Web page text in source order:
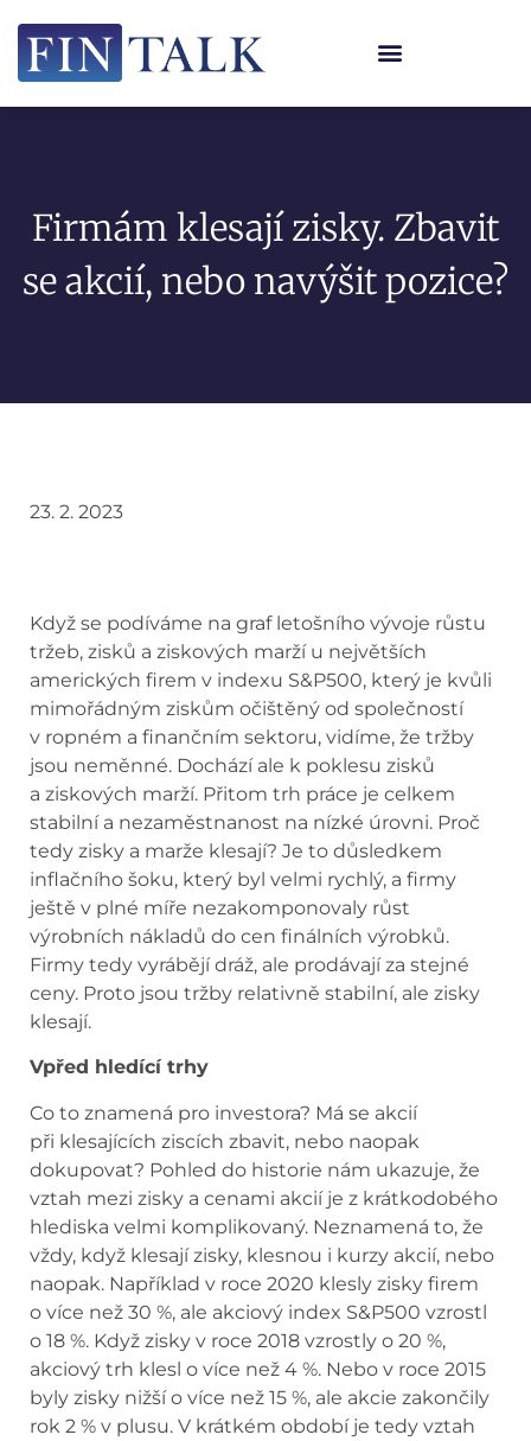
Firmám klesají zisky. Zbavit
se akcií, nebo navýšit pozice?
23. 2. 2023
Když se podíváme na graf letošního vývoje růstu
tržeb, zisků a ziskových marží u největších
amerických firem v indexu S&P500, který je kvůli
mimořádným ziskům očištěný od společností
v ropném a finančním sektoru, vidíme, že tržby
jsou neměnné. Dochází ale k poklesu zisků
a ziskových marží. Přitom trh práce je celkem
stabilní a nezaměstnanost na nízké úrovni. Proč
tedy zisky a marže klesají? Je to důsledkem
inflačního šoku, který byl velmi rychlý, a firmy
ještě v plné míře nezakomponovaly růst
výrobních nákladů do cen finálních výrobků.
Firmy tedy vyrábějí dráž, ale prodávají za stejné
ceny. Proto jsou tržby relativně stabilní, ale zisky
klesají.
Vpřed hledící trhy
Co to znamená pro investora? Má se akcií
při klesajících ziscích zbavit, nebo naopak
dokupovat? Pohled do historie nám ukazuje, že
vztah mezi zisky a cenami akcií je z krátkodobého
hlediska velmi komplikovaný. Neznamená to, že
vždy, když klesají zisky, klesnou i kurzy akcií, nebo
naopak. Například v roce 2020 klesly zisky firem
o více než 30 %, ale akciový index S&P500 vzrostl
o 18 %. Když zisky v roce 2018 vzrostly o 20 %,
akciový trh klesl o více než 4 %. Nebo v roce 2015
byly zisky nižší o více než 15 %, ale akcie zakončily
rok 2 % v plusu. V krátkém období je tedy vztah